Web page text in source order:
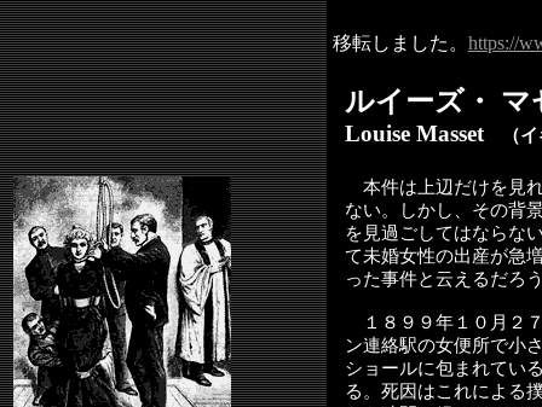
移転しました。 https://
ルイーズ・ マ
Louise Masset （イ
本件は上辺だけを見
ない。しかし、その背
を見過ごしてはならな
て未婚女性の出産が急
った事件と云えるだろ
１８９９年１０月２
ン連絡駅の女便所で小
ショールに包まれてい
る。死因はこれによる